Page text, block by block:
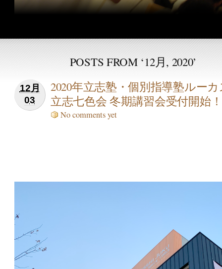
POSTS FROM ‘12月, 2020’
12月
03
2020年立志塾・個別指導塾ルー
立志七色会 冬期講習会受付開始！
No comments yet